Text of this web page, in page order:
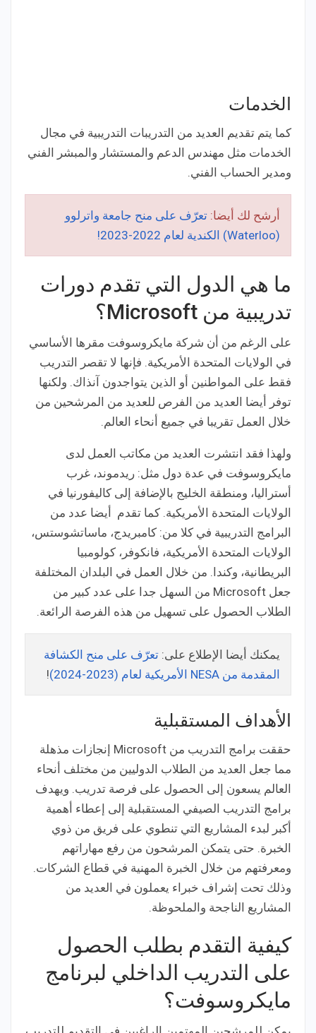
الخدمات
كما يتم تقديم العديد من التدريبات التدريبية في مجال
الخدمات مثل مهندس الدعم والمستشار والمبشر الفني
ومدير الحساب الفني.
أرشح لك أيضا: تعرّف على منح جامعة واترلوو
(Waterloo) الكندية لعام 2022-2023!
ما هي الدول التي تقدم دورات
تدريبية من Microsoft؟
على الرغم من أن شركة مايكروسوفت مقرها الأساسي
في الولايات المتحدة الأمريكية. فإنها لا تقصر التدريب
فقط على المواطنين أو الذين يتواجدون آنذاك. ولكنها
توفر أيضا العديد من الفرص للعديد من المرشحين من
خلال العمل تقريبا في جميع أنحاء العالم.
ولهذا فقد انتشرت العديد من مكاتب العمل لدى
مايكروسوفت في عدة دول مثل: ريدموند، غرب
أستراليا، ومنطقة الخليج بالإضافة إلى كاليفورنيا في
الولايات المتحدة الأمريكية. كما تقدم أيضا عدد من
البرامج التدريبية في كلا من: كامبريدج، ماساتشوستس،
الولايات المتحدة الأمريكية، فانكوفر، كولومبيا
البريطانية، وكندا. من خلال العمل في البلدان المختلفة
جعل Microsoft من السهل جدا على عدد كبير من
الطلاب الحصول على تسهيل من هذه الفرصة الرائعة.
يمكنك أيضا الإطلاع على: تعرّف على منح الكشافة
المقدمة من NESA الأمريكية لعام (2023-2024)
!
الأهداف المستقبلية
حققت برامج التدريب من Microsoft إنجازات مذهلة
مما جعل العديد من الطلاب الدوليين من مختلف أنحاء
العالم يسعون إلى الحصول على فرصة تدريب. ويهدف
برامج التدريب الصيفي المستقبلية إلى إعطاء أهمية
أكبر لبدء المشاريع التي تنطوي على فريق من ذوي
الخبرة. حتى يتمكن المرشحون من رفع مهاراتهم
ومعرفتهم من خلال الخبرة المهنية في قطاع الشركات.
وذلك تحت إشراف خبراء يعملون في العديد من
المشاريع الناجحة والملحوظة.
كيفية التقدم بطلب الحصول
على التدريب الداخلي لبرنامج
مايكروسوفت؟